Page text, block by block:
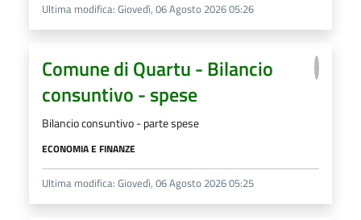
Ultima modifica: Giovedì, 06 Agosto 2026 05:26
Comune di Quartu - Bilancio
consuntivo - spese
Bilancio consuntivo - parte spese
ECONOMIA E FINANZE
Ultima modifica: Giovedì, 06 Agosto 2026 05:25